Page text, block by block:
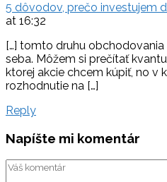
5 dôvodov, prečo investujem
at 16:32
[…] tomto druhu obchodovania
seba. Môžem si prečítať
ktorej akcie chcem kúpiť, no v
rozhodnutie na […]
Reply
Napíšte mi komentár